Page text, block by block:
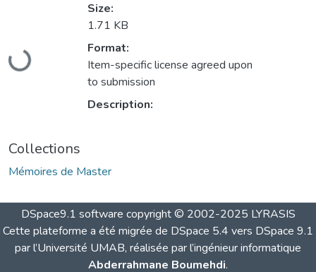
Loading...
Size:
1.71 KB
Format:
Item-specific license agreed upon
to submission
Description:
Collections
Mémoires de Master
DSpace9.1 software copyright © 2002-2025 LYRASIS
Cette plateforme a été migrée de DSpace 5.4 vers DSpace 9.1
par l’Université UMAB, réalisée par l’ingénieur informatique
Abderrahmane Boumehdi.